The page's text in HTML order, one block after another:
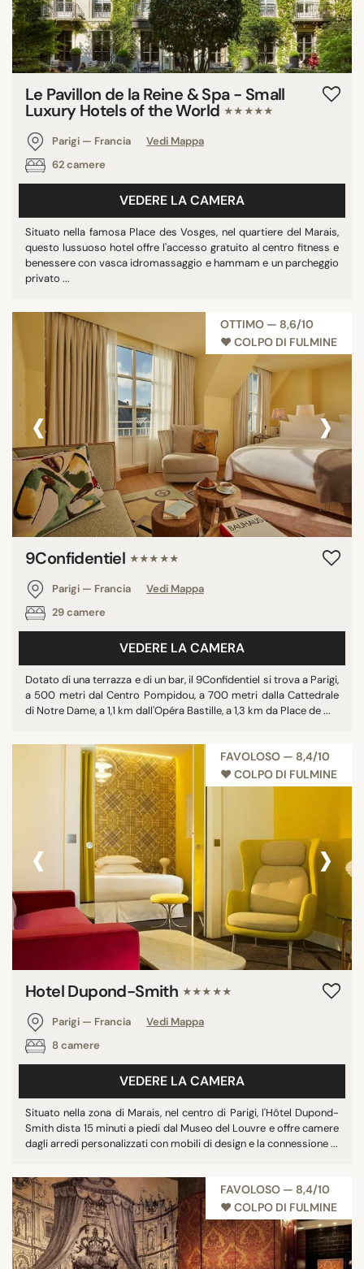
Le Pavillon de la Reine & Spa - Small
Luxury Hotels of the World ★★★★★
Parigi — Francia
Vedi Mappa
62 camere
VEDERE LA CAMERA
Situato nella famosa Place des Vosges, nel quartiere del Marais,
questo lussuoso hotel offre l'accesso gratuito al centro fitness e
benessere con vasca idromassaggio e hammam e un parcheggio
privato ...
OTTIMO — 8,6/10
♥︎ COLPO DI FULMINE
‹ ›
9Confidentiel ★★★★★
Parigi — Francia
Vedi Mappa
29 camere
VEDERE LA CAMERA
Dotato di una terrazza e di un bar, il 9Confidentiel si trova a Parigi,
a 500 metri dal Centro Pompidou, a 700 metri dalla Cattedrale
di Notre Dame, a 1,1 km dall'Opéra Bastille, a 1,3 km da Place de ...
FAVOLOSO — 8,4/10
♥︎ COLPO DI FULMINE
‹ ›
Hotel Dupond-Smith ★★★★★
Parigi — Francia
Vedi Mappa
8 camere
VEDERE LA CAMERA
Situato nella zona di Marais, nel centro di Parigi, l'Hôtel Dupond-
Smith dista 15 minuti a piedi dal Museo del Louvre e offre camere
dagli arredi personalizzati con mobili di design e la connessione ...
FAVOLOSO — 8,4/10
♥︎ COLPO DI FULMINE